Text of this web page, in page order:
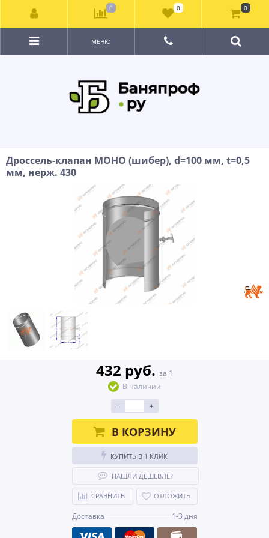
МЕНЮ
Дроссель-клапан МОНО (шибер), d=100 мм, t=0,5
мм, нерж. 430
432 руб. за 1
В наличии
-
+
В КОРЗИНУ
КУПИТЬ В 1 КЛИК
НАШЛИ ДЕШЕВЛЕ?
СРАВНИТЬ ОТЛОЖИТЬ
Доставка 1-3 дня
0 0 0